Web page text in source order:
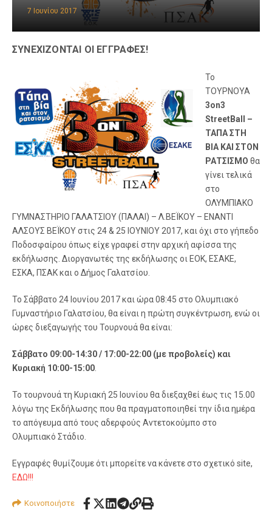
7 Ιουνίου 2017
ΣΥΝΕΧΙΖΟΝΤΑΙ ΟΙ ΕΓΓΡΑΦΕΣ!
Το
ΤΟΥΡΝΟΥΑ
3on3
StreetBall –
ΤΑΠΑ ΣΤΗ
ΒΙΑ ΚΑΙ ΣΤΟΝ
ΡΑΤΣΙΣΜΟ θα
γίνει τελικά
στο
ΟΛΥΜΠΙΑΚΟ
ΓΥΜΝΑΣΤΗΡΙΟ ΓΑΛΑΤΣΙΟΥ (ΠΑΛΑΙ) – Λ.ΒΕΪΚΟΥ – ΕΝΑΝΤΙ
ΑΛΣΟΥΣ ΒΕΪΚΟΥ στις 24 & 25 ΙΟΥΝΙΟΥ 2017, και όχι στο γήπεδο
Ποδοσφαίρου όπως είχε γραφεί στην αρχική αφίσσα της
εκδήλωσης. Διοργανωτές της εκδήλωσης οι ΕΟΚ, ΕΣΑΚΕ,
ΕΣΚΑ, ΠΣΑΚ και ο Δήμος Γαλατσίου.
Το Σάββατο 24 Ιουνίου 2017 και ώρα 08:45 στο Ολυμπιακό
Γυμναστήριο Γαλατσίου, θα είναι η πρώτη συγκέντρωση, ενώ οι
ώρες διεξαγωγής του Τουρνουά θα είναι:
Σάββατο 09:00-14:30 / 17:00-22:00 (με προβολείς) και
Κυριακή 10:00-15:00
Το τουρνουά τη Κυριακή 25 Ιουνίου θα διεξαχθεί έως τις 15.00
λόγω της Εκδήλωσης που θα πραγματοποιηθεί την ίδια ημέρα
το απόγευμα από τους αδερφούς Αντετοκούμπο στο
Ολυμπιακό Στάδιο.
Εγγραφές θυμίζουμε ότι μπορείτε να κάνετε στο σχετικό site,
ΕΔΩ!!!
Κοινοποιήστε